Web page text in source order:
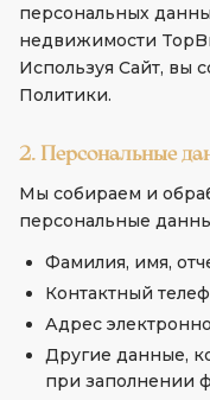
персональных
недвижимости
Используя Сайт, вы
Политики.
2. Персональные
Мы собираем и
персональные
Фамилия, имя,
Контактный
Адрес
Другие данные,
при заполнении